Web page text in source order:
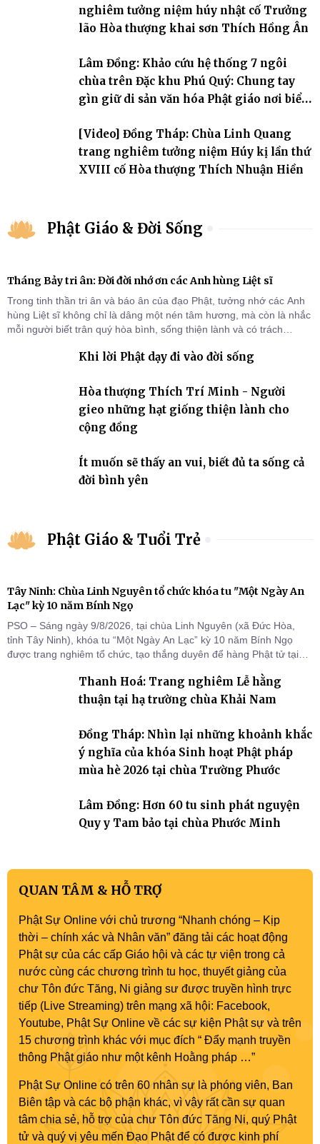
nghiêm tưởng niệm húy nhật cố Trưởng
lão Hòa thượng khai sơn Thích Hồng Ân
Lâm Đồng: Khảo cứu hệ thống 7 ngôi
chùa trên Đặc khu Phú Quý: Chung tay
gìn giữ di sản văn hóa Phật giáo nơi biển
[Video] Đồng Tháp: Chùa Linh Quang
trang nghiêm tưởng niệm Húy kị lần thứ
XVIII cố Hòa thượng Thích Nhuận Hiền
Phật Giáo & Đời Sống
Tháng Bảy tri ân: Đời đời nhớ ơn các Anh hùng Liệt sĩ
Trong tinh thần tri ân và báo ân của đạo Phật, tưởng nhớ các Anh
hùng Liệt sĩ không chỉ là dâng một nén tâm hương, mà còn là nhắc
mỗi người biết trân quý hòa bình, sống thiện lành và có trách
Khi lời Phật dạy đi vào đời sống
Hòa thượng Thích Trí Minh - Người
gieo những hạt giống thiện lành cho
cộng đồng
Ít muốn sẽ thấy an vui, biết đủ ta sống cả
đời bình yên
Phật Giáo & Tuổi Trẻ
Tây Ninh: Chùa Linh Nguyên tổ chức khóa tu "Một Ngày An
Lạc" kỳ 10 năm Bính Ngọ
PSO – Sáng ngày 9/8/2026, tại chùa Linh Nguyên (xã Đức Hòa,
tỉnh Tây Ninh), khóa tu “Một Ngày An Lạc” kỳ 10 năm Bính Ngọ
được trang nghiêm tổ chức, tạo thắng duyên để hàng Phật tử tại
Thanh Hoá: Trang nghiêm Lễ hằng
thuận tại hạ trường chùa Khải Nam
Đồng Tháp: Nhìn lại những khoảnh khắc
ý nghĩa của khóa Sinh hoạt Phật pháp
mùa hè 2026 tại chùa Trường Phước
Lâm Đồng: Hơn 60 tu sinh phát nguyện
Quy y Tam bảo tại chùa Phước Minh
QUAN TÂM & HỖ TRỢ
Phật Sự Online với chủ trương “Nhanh chóng – Kịp
thời – chính xác và Nhân văn” đăng tải các hoạt động
Phật sự của các cấp Giáo hội và các tự viện trong cả
nước cùng các chương trình tu học, thuyết giảng của
chư Tôn đức Tăng, Ni giảng sư được truyền hình trực
tiếp (Live Streaming) trên mạng xã hội: Facebook,
Youtube, Phật Sự Online về các sự kiện Phật sự và trên
15 chương trình khác với mục đích “ Đẩy mạnh truyền
thông Phật giáo như một kênh Hoằng pháp …”
Phật Sự Online có trên 60 nhân sự là phóng viên, Ban
Biên tập và các bộ phận khác, vì vậy rất cần sự quan
tâm chia sẻ, hỗ trợ của chư Tôn đức Tăng Ni, quý Phật
tử và quý vị yêu mến Đạo Phật để có được kinh phí